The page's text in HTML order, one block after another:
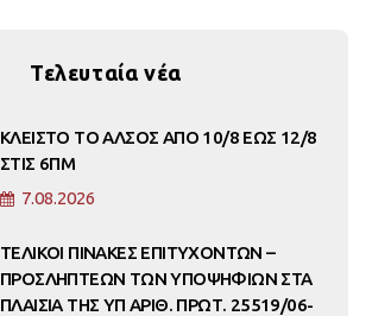
Τελευταία νέα
ΚΛΕΙΣΤΟ ΤΟ ΑΛΣΟΣ ΑΠΟ 10/8 ΕΩΣ 12/8
ΣΤΙΣ 6ΠΜ
7.08.2026
ΤΕΛΙΚΟΙ ΠΙΝΑΚΕΣ ΕΠΙΤΥΧΟΝΤΩΝ –
ΠΡΟΣΛΗΠΤΕΩΝ ΤΩΝ ΥΠΟΨΗΦΙΩΝ ΣΤΑ
ΠΛΑΙΣΙΑ ΤΗΣ ΥΠ ΑΡΙΘ. ΠΡΩΤ. 25519/06-